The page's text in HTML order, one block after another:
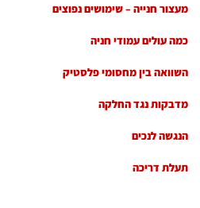
מעצור חנייה – שימושים נפוצים
כמה עולים עמודי חניה
השוואה בין מחסומי פלסטיק
מדבקות נגד החלקה
הנגשה לנכים
תעלת דריכה